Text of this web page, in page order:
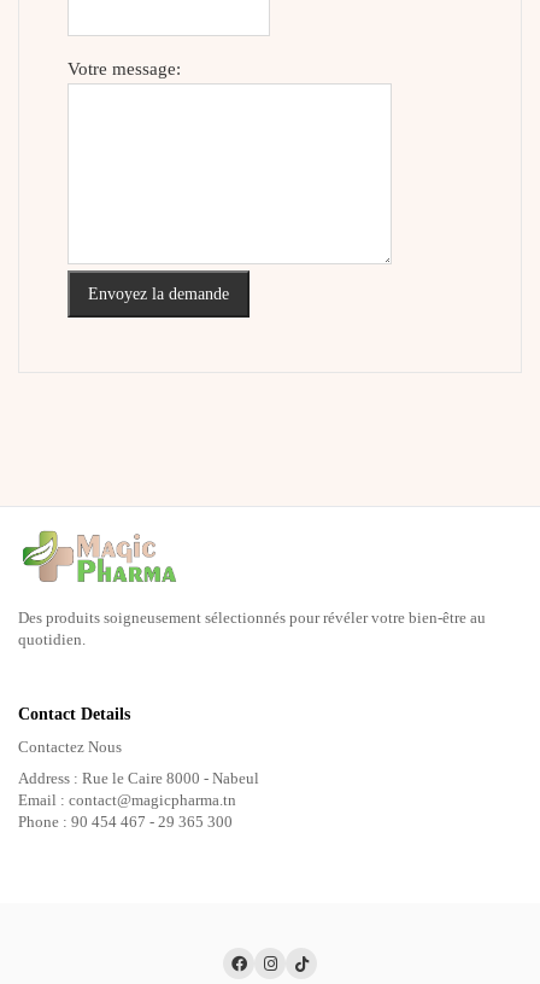
Votre message:
Envoyez la demande
Des produits soigneusement sélectionnés pour révéler votre bien-être au
quotidien.
Contact Details
Contactez Nous
Address : Rue le Caire 8000 - Nabeul
Email : contact@magicpharma.tn
Phone : 90 454 467 - 29 365 300